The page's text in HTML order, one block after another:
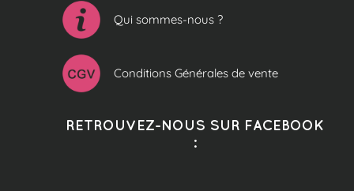
Qui sommes-nous ?
Conditions Générales de vente
RETROUVEZ-NOUS SUR FACEBOOK
: